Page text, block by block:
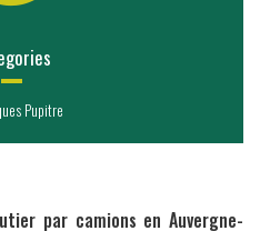
Pupitre
par camions en Auvergne-